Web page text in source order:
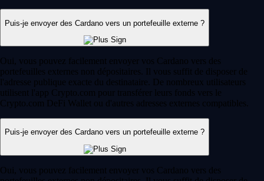
Puis-je envoyer des Cardano vers un portefeuille externe ?
Oui, vous pouvez facilement envoyer vos Cardano vers des
portefeuilles externes non dépositaires. Il vous suffit de disposer de
l'adresse publique exacte du destinataire. De nombreux utilisateurs
utilisent l'app Crypto.com pour transférer leurs fonds vers le
Crypto.com DeFi Wallet ou d'autres adresses externes compatibles.
Puis-je envoyer des Cardano vers un portefeuille externe ?
Oui, vous pouvez facilement envoyer vos Cardano vers des